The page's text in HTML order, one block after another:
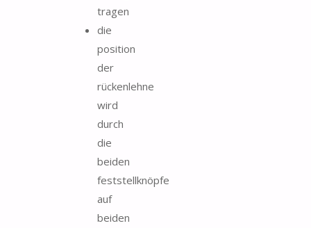
tragen
die
position
der
rückenlehne
wird
durch
die
beiden
feststellknöpfe
auf
beiden